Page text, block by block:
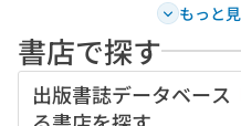
もっと
書店で探す
出版書誌データベース